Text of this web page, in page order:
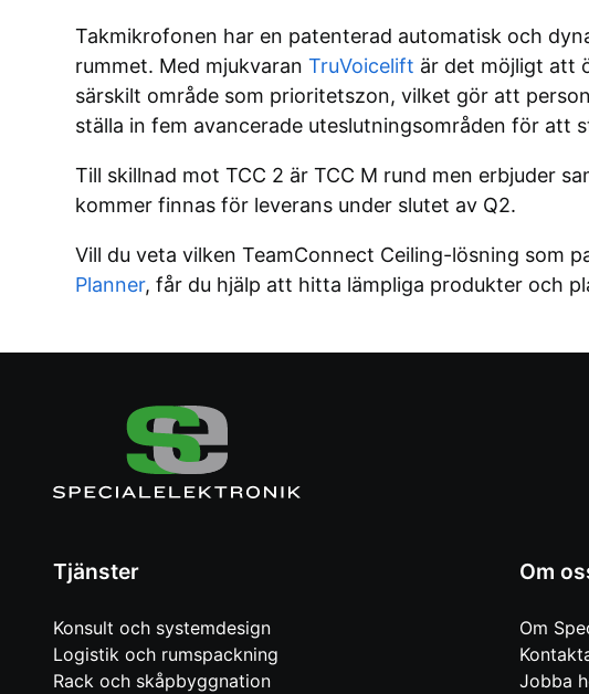
Takmikrofonen har en patenterad automatisk och
rummet. Med mjukvaran TruVoicelift är det möjligt att
särskilt område som prioritetszon, vilket gör att
ställa in fem avancerade uteslutningsområden för att
Till skillnad mot TCC 2 är TCC M rund men erbjuder
kommer finnas för leverans under slutet av Q2.
Vill du veta vilken TeamConnect Ceiling-lösning som
Planner, får du hjälp att hitta lämpliga produkter och
Tjänster
Konsult och systemdesign
Logistik och rumspackning
Rack och skåpbyggnation
Om
Om
Jobba